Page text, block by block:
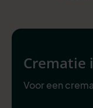
Crematie
Voor een